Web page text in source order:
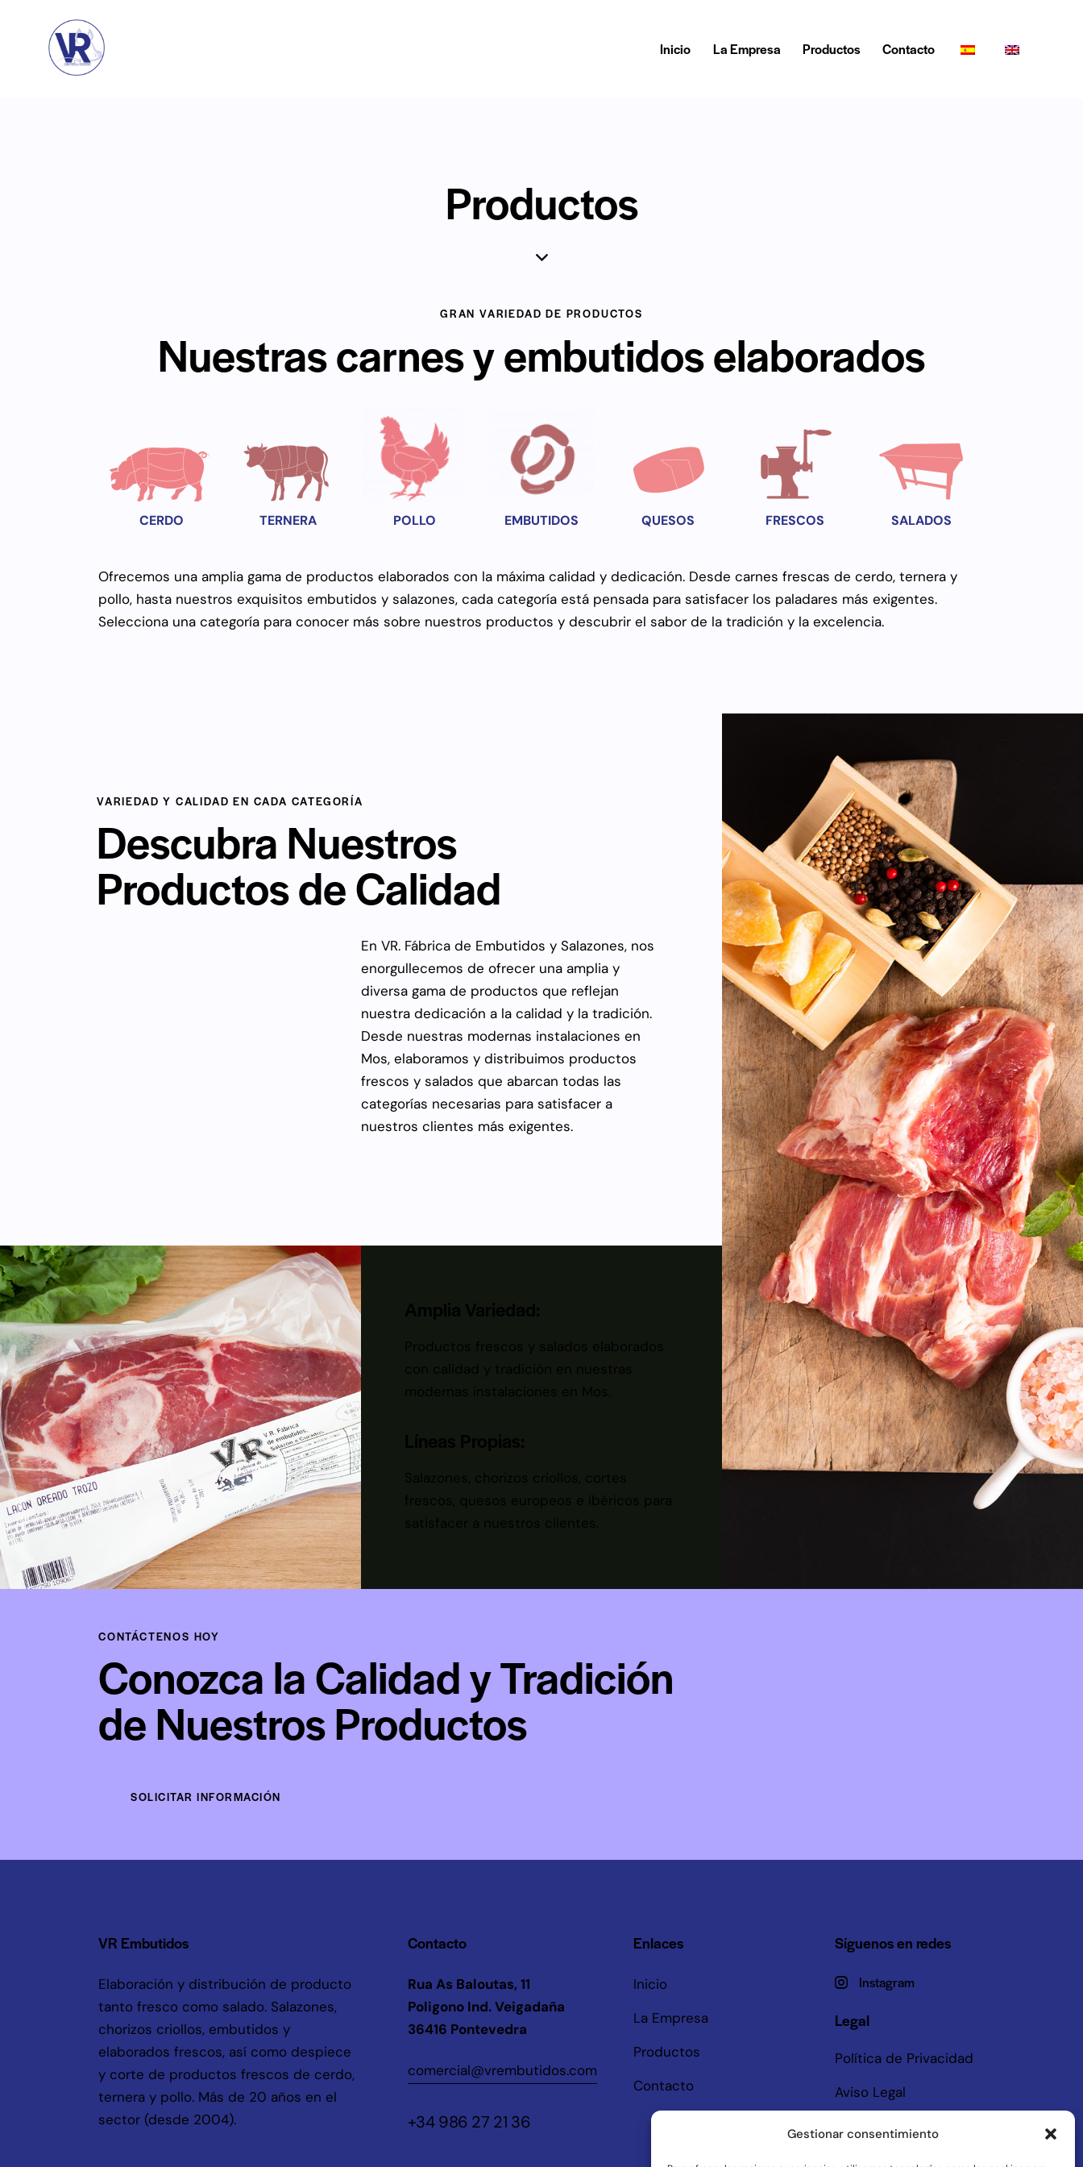
Gestionar consentimiento
Inicio La Empresa Productos Contacto
Productos
GRAN VARIEDAD DE PRODUCTOS
Nuestras carnes y embutidos elaborados
CERDO TERNERA POLLO EMBUTIDOS QUESOS FRESCOS SALADOS
Ofrecemos una amplia gama de productos elaborados con la máxima calidad y dedicación. Desde carnes frescas de cerdo, ternera y
pollo, hasta nuestros exquisitos embutidos y salazones, cada categoría está pensada para satisfacer los paladares más exigentes.
Selecciona una categoría para conocer más sobre nuestros productos y descubrir el sabor de la tradición y la excelencia.
VARIEDAD Y CALIDAD EN CADA CATEGORÍA
Descubra Nuestros
Productos de Calidad
En VR. Fábrica de Embutidos y Salazones, nos
enorgullecemos de ofrecer una amplia y
diversa gama de productos que reflejan
nuestra dedicación a la calidad y la tradición.
Desde nuestras modernas instalaciones en
Mos, elaboramos y distribuimos productos
frescos y salados que abarcan todas las
categorías necesarias para satisfacer a
nuestros clientes más exigentes.
CONTÁCTENOS HOY
Conozca la Calidad y Tradición
de Nuestros Productos
SOLICITAR INFORMACIÓN
VR Embutidos
Elaboración y distribución de producto
tanto fresco como salado. Salazones,
chorizos criollos, embutidos y
elaborados frescos, así como despiece
y corte de productos frescos de cerdo,
ternera y pollo. Más de 20 años en el
sector (desde 2004).
Contacto
Rua As Baloutas, 11
Poligono Ind. Veigadaña
36416 Pontevedra
comercial@vrembutidos.com
+34 986 27 21 36
Enlaces
Inicio
La Empresa
Productos
Contacto
Síguenos en redes
Instagram
Legal
Política de Privacidad
Aviso Legal